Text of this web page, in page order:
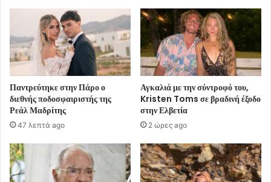
Παντρεύτηκε στην Πάρο ο
διεθνής ποδοσφαιριστής της
Ρεάλ Μαδρίτης
47 λεπτά ago
Αγκαλιά με την σύντροφό του,
Kristen Toms σε βραδινή έξοδο
στην Ελβετία
2 ώρες ago